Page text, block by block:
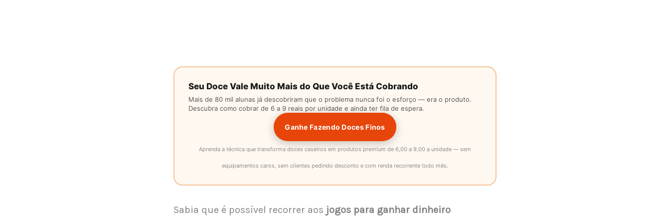
Seu Doce Vale Muito Mais do Que Você Está Cobrando
Mais de 80 mil alunas já descobriram que o problema nunca foi o esforço — era o produto.
Descubra como cobrar de 6 a 9 reais por unidade e ainda ter fila de espera.
Ganhe Fazendo Doces Finos
Aprenda a técnica que transforma doces caseiros em produtos premium de 6,00 a 9,00 a unidade — sem
equipamentos caros, sem clientes pedindo desconto e com renda recorrente todo mês.
Sabia que é possível recorrer aos jogos para ganhar dinheiro